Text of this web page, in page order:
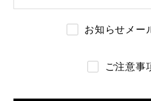
お知らせメー
ご注意事